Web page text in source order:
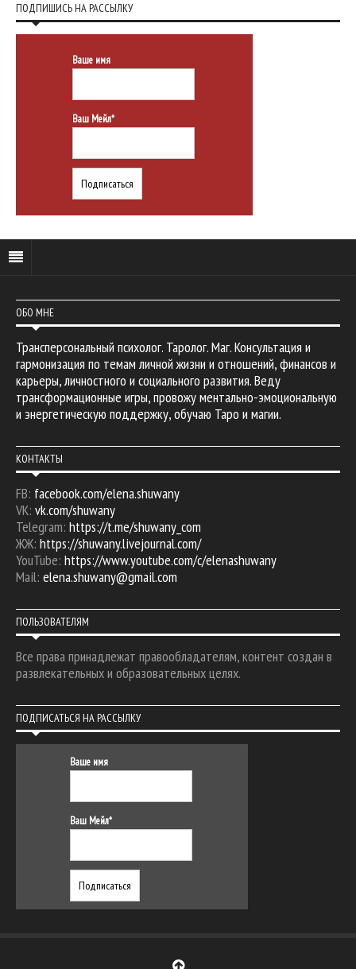
ПОДПИШИСЬ НА РАССЫЛКУ
Ваше имя
Ваш Мейл*
ОБО МНЕ
Трансперсональный психолог. Таролог. Маг. Консультация и
гармонизация по темам личной жизни и отношений, финансов и
карьеры, личностного и социального развития. Веду
трансформационные игры, провожу ментально-эмоциональную
и энергетическую поддержку, обучаю Таро и магии.
КОНТАКТЫ
FB: facebook.com/elena.shuwany
VK: vk.com/shuwany
Telegram: https://t.me/shuwany_com
ЖЖ: https://shuwany.livejournal.com/
YouTube: https://www.youtube.com/c/elenashuwany
Mail: elena.shuwany@gmail.com
ПОЛЬЗОВАТЕЛЯМ
Все права принадлежат правообладателям, контент создан в
развлекательных и образовательных целях.
ПОДПИСАТЬСЯ НА РАССЫЛКУ
Ваше имя
Ваш Мейл*